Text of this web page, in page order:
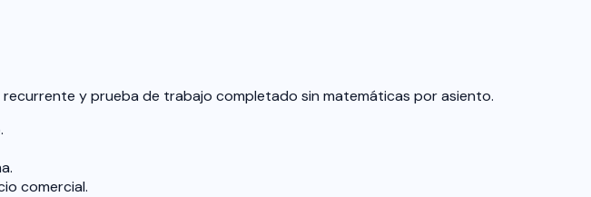
y prueba de trabajo completado sin matemáticas por asiento.
comercial.